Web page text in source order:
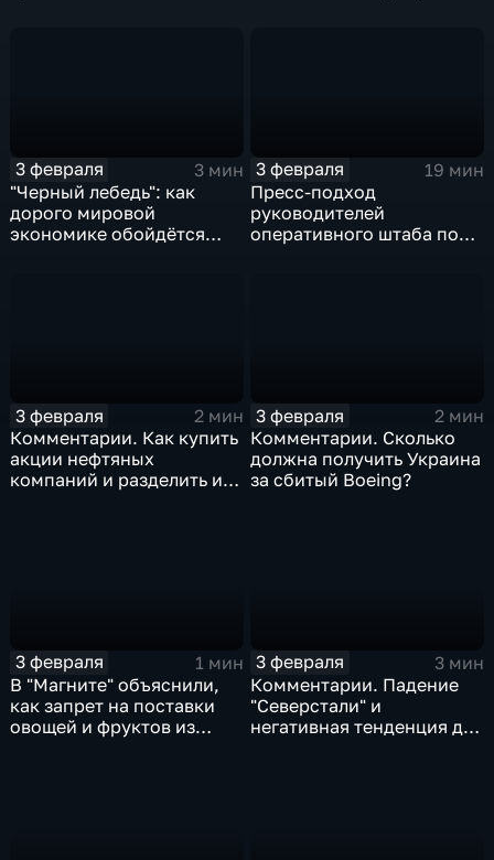
3 февраля
3 мин
"Черный лебедь": как
дорого мировой
экономике обойдётся
3 февраля
19 мин
Пресс-подход
руководителей
оперативного штаба по
3 февраля
2 мин
Комментарии. Как купить
акции нефтяных
компаний и разделить их
3 февраля
2 мин
Комментарии. Сколько
должна получить Украина
за сбитый Boeing?
3 февраля
1 мин
В "Магните" объяснили,
как запрет на поставки
овощей и фруктов из
3 февраля
3 мин
Комментарии. Падение
"Северстали" и
негативная тенденция для